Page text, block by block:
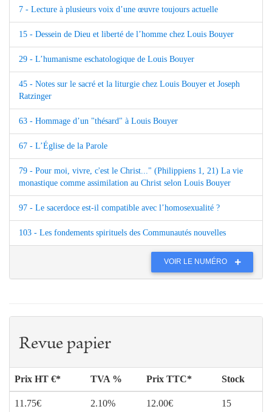
7 - Lecture à plusieurs voix d’une œuvre toujours actuelle
15 - Dessein de Dieu et liberté de l’homme chez Louis Bouyer
29 - L’humanisme eschatologique de Louis Bouyer
45 - Notes sur le sacré et la liturgie chez Louis Bouyer et Joseph
Ratzinger
63 - Hommage d’un "thésard" à Louis Bouyer
67 - L’Église de la Parole
79 - Pour moi, vivre, c'est le Christ..." (Philippiens 1, 21) La vie
monastique comme assimilation au Christ selon Louis Bouyer
97 - Le sacerdoce est-il compatible avec l’homosexualité ?
103 - Les fondements spirituels des Communautés nouvelles
VOIR LE NUMÉRO
Revue papier
Prix HT €* TVA % Prix TTC* Stock
11.75€ 2.10% 12.00€ 15